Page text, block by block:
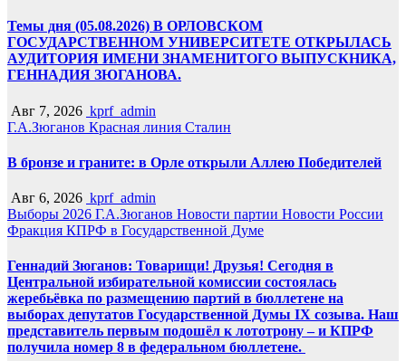
Темы дня (05.08.2026) В ОРЛОВСКОМ
ГОСУДАРСТВЕННОМ УНИВЕРСИТЕТЕ ОТКРЫЛАСЬ
АУДИТОРИЯ ИМЕНИ ЗНАМЕНИТОГО ВЫПУСКНИКА,
ГЕННАДИЯ ЗЮГАНОВА.
Авг 7, 2026 kprf_admin
Г.А.Зюганов Красная линия Сталин
В бронзе и граните: в Орле открыли Аллею Победителей
Авг 6, 2026 kprf_admin
Выборы 2026 Г.А.Зюганов Новости партии Новости России
Фракция КПРФ в Государственной Думе
Геннадий Зюганов: Товарищи! Друзья! Сегодня в
Центральной избирательной комиссии состоялась
жеребьёвка по размещению партий в бюллетене на
выборах депутатов Государственной Думы IX созыва. Наш
представитель первым подошёл к лототрону – и КПРФ
получила номер 8 в федеральном бюллетене.